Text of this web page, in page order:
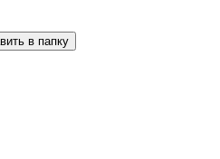
в папку